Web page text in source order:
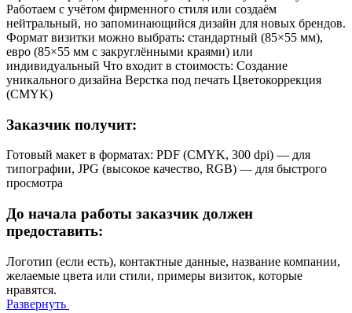
Работаем с учётом фирменного стиля или создаём
нейтральный, но запоминающийся дизайн для новых брендов.
Формат визитки можно выбрать: стандартный (85×55 мм),
евро (85×55 мм с закруглёнными краями) или
индивидуальный Что входит в стоимость: Создание
уникального дизайна Верстка под печать Цветокоррекция
(CMYK)
Заказчик получит:
Готовый макет в форматах: PDF (CMYK, 300 dpi) — для
типографии, JPG (высокое качество, RGB) — для быстрого
просмотра
До начала работы заказчик должен
предоставить:
Логотип (если есть), контактные данные, название компании,
желаемые цвета или стили, примеры визиток, которые
нравятся.
Развернуть